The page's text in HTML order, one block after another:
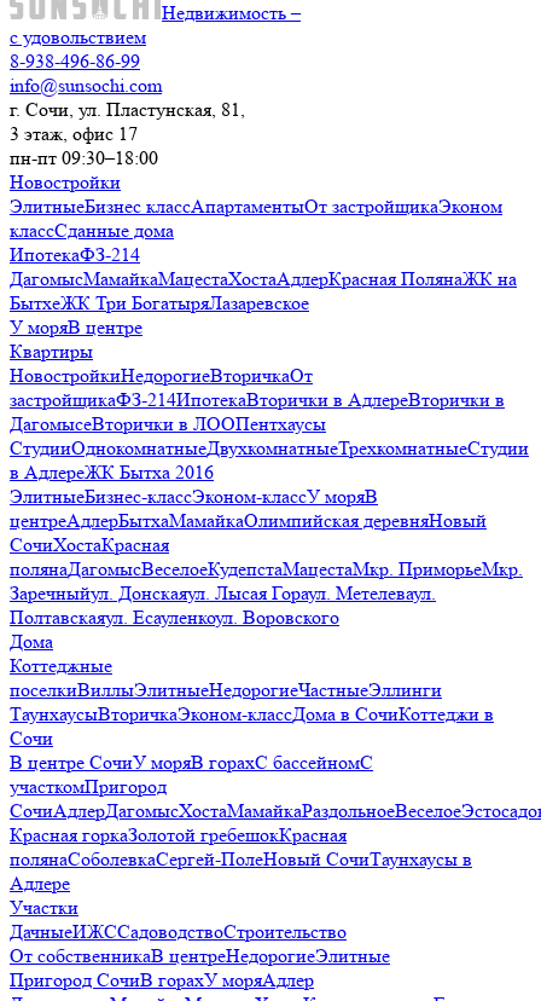
Недвижимость –
с удовольствием
8-938-496-86-99
info@sunsochi.com
г. Сочи, ул. Пластунская, 81,
3 этаж, офис 17
пн-пт 09:30–18:00
Новостройки
ЭлитныеБизнес классАпартаментыОт застройщикаЭконом
классСданные дома
ИпотекаФЗ-214
ДагомысМамайкаМацестаХостаАдлерКрасная ПолянаЖК на
БытхеЖК Три БогатыряЛазаревское
У моряВ центре
Квартиры
НовостройкиНедорогиеВторичкаОт
застройщикаФЗ-214ИпотекаВторички в АдлереВторички в
ДагомысеВторички в ЛООПентхаусы
СтудииОднокомнатныеДвухкомнатныеТрехкомнатныеСтудии
в АдлереЖК Бытха 2016
ЭлитныеБизнес-классЭконом-классУ моряВ
центреАдлерБытхаМамайкаОлимпийская деревняНовый
СочиХостаКрасная
полянаДагомысВеселоеКудепстаМацестаМкр. ПриморьеМкр.
Заречныйул. Донскаяул. Лысая Гораул. Метелеваул.
Полтавскаяул. Есауленкоул. Воровского
Дома
Коттеджные
поселкиВиллыЭлитныеНедорогиеЧастныеЭллинги
ТаунхаусыВторичкаЭконом-классДома в СочиКоттеджи в
Сочи
В центре СочиУ моряВ горахС бассейномС
участкомПригород
СочиАдлерДагомысХостаМамайкаРаздольноеВеселое
Красная горкаЗолотой гребешокКрасная
полянаСоболевкаСергей-ПолеНовый СочиТаунхаусы в
Адлере
Участки
ДачныеИЖССадоводствоСтроительство
От собственникаВ центреНедорогиеЭлитные
Пригород СочиВ горахУ моряАдлер